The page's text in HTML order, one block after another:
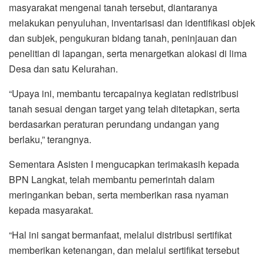
masyarakat mengenai tanah tersebut, diantaranya
melakukan penyuluhan, inventarisasi dan identifikasi objek
dan subjek, pengukuran bidang tanah, peninjauan dan
penelitian di lapangan, serta menargetkan alokasi di lima
Desa dan satu Kelurahan.
“Upaya ini, membantu tercapainya kegiatan redistribusi
tanah sesuai dengan target yang telah ditetapkan, serta
berdasarkan peraturan perundang undangan yang
berlaku,” terangnya.
Sementara Asisten I mengucapkan terimakasih kepada
BPN Langkat, telah membantu pemerintah dalam
meringankan beban, serta memberikan rasa nyaman
kepada masyarakat.
“Hal ini sangat bermanfaat, melalui distribusi sertifikat
memberikan ketenangan, dan melalui sertifikat tersebut